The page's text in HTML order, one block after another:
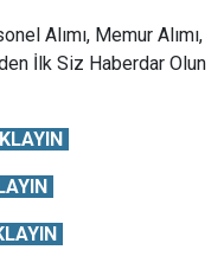
Alımı, Memur Alımı,
İlk Siz Haberdar Olun